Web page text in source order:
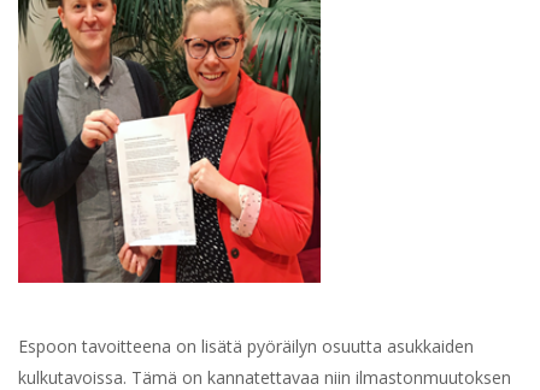
Espoon tavoitteena on lisätä pyöräilyn osuutta asukkaiden
kulkutavoissa. Tämä on kannatettavaa niin ilmastonmuutoksen